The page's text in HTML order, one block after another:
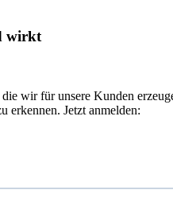
wirkt
wir für unsere Kunden
erkennen. Jetzt anmelden: